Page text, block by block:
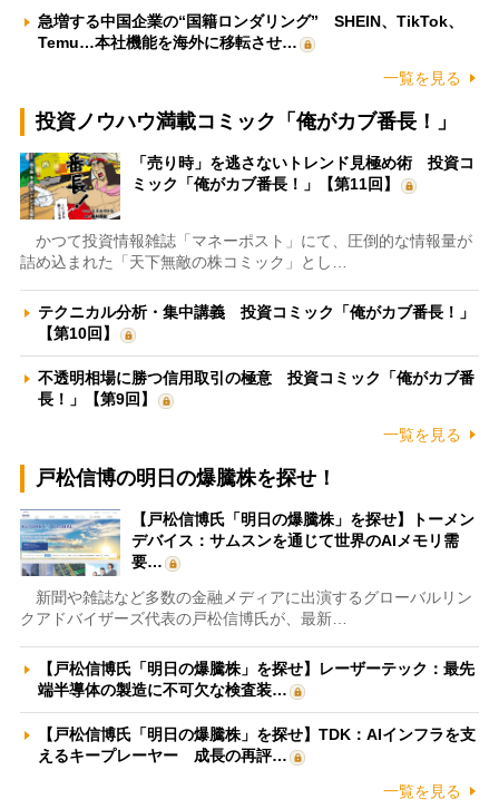
急増する中国企業の“国籍ロンダリング” SHEIN、TikTok、
Temu…本社機能を海外に移転させ…
一覧を見る
投資ノウハウ満載コミック「俺がカブ番長！」
「売り時」を逃さないトレンド見極め術 投資コ
ミック「俺がカブ番長！」【第11回】
かつて投資情報雑誌「マネーポスト」にて、圧倒的な情報量が
詰め込まれた「天下無敵の株コミック」とし…
テクニカル分析・集中講義 投資コミック「俺がカブ番長！」
【第10回】
不透明相場に勝つ信用取引の極意 投資コミック「俺がカブ番
長！」【第9回】
一覧を見る
戸松信博の明日の爆騰株を探せ！
【戸松信博氏「明日の爆騰株」を探せ】トーメン
デバイス：サムスンを通じて世界のAIメモリ需
要…
新聞や雑誌など多数の金融メディアに出演するグローバルリン
クアドバイザーズ代表の戸松信博氏が、最新…
【戸松信博氏「明日の爆騰株」を探せ】レーザーテック：最先
端半導体の製造に不可欠な検査装…
【戸松信博氏「明日の爆騰株」を探せ】TDK：AIインフラを支
えるキープレーヤー 成長の再評…
一覧を見る